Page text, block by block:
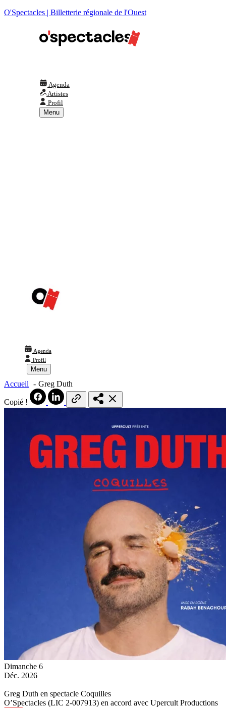
O'Spectacles | Billetterie régionale de l'Ouest
Agenda
Artistes
Profil
Menu
Agenda
Profil
Menu
Accueil Greg Duth
Copié !
Dimanche 6
Déc. 2026
Greg Duth en spectacle Coquilles
O’Spectacles (LIC 2-007913) en accord avec Upercult Productions